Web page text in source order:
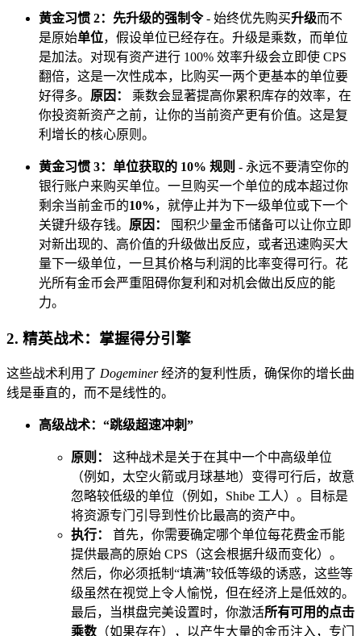
黄金习惯 2：先升级的强制令- 始终优先购买升级而不
是原始单位，假设单位已经存在。升级是乘数，而单位
是加法。对现有资产进行 100% 效率升级会立即使 CPS
翻倍，这是一次性成本，比购买一两个更基本的单位要
好得多。 原因：
乘数会显著提高你累积库存的效率，在
你投资新资产之前，让你的当前资产更有价值。这是复
利增长的核心原则。
黄金习惯 3：单位获取的 10% 规则 - 永远不要清空你的
银行账户来购买单位。一旦购买一个单位的成本超过你
剩余当前金币的10%，就停止并为下一级单位或下一个
关键升级存钱。 原因：
囤积少量金币储备可以让你立即
对新出现的、高价值的升级做出反应，或者迅速购买大
量下一级单位，一旦其价格与利润的比率变得可行。花
光所有金币会严重阻碍你复利和对机会做出反应的能
力。
2. 精英战术：掌握得分引擎
这些战术利用了 Dogeminer经济的复利性质，确保你的增长曲
线是垂直的，而不是线性的。
高级战术：“跳级超速冲刺”
原则：
这种战术是关于在其中一个中高级单位
（例如，太空火箭或月球基地）变得可行后，故意
忽略较低级的单位（例如，Shibe 工人）。目标是
将资源专门引导到性价比最高的资产中。
执行：
首先，你需要确定哪个单位每花费金币能
提供最高的原始 CPS（这会根据升级而变化）。
然后，你必须抵制“填满”较低等级的诱惑，这些等
级虽然在视觉上令人愉悦，但在经济上是低效的。
最后，当棋盘完美设置时，你激活所有可用的点击
乘数 （如果存在），以产生大量的金币注入，专门